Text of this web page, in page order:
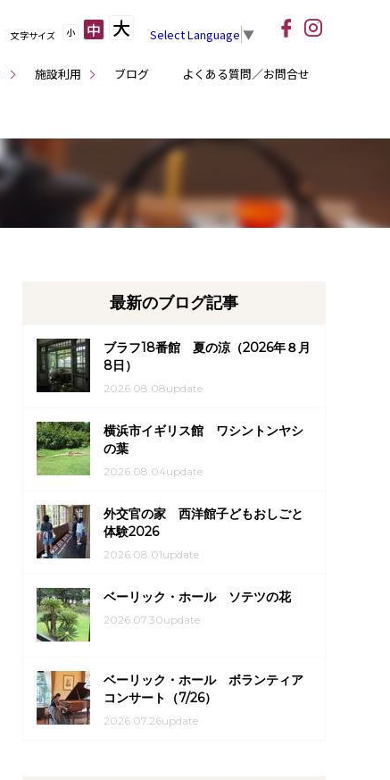
施設利用 ブログ よくある質問／お問合せ
文字サイズ 小 中 大 Select Language ▼
最新のブログ記事
ブラフ18番館 夏の涼（2026年８月
8日）
2026.08.08update
横浜市イギリス館 ワシントンヤシ
の葉
2026.08.04update
外交官の家 西洋館子どもおしごと
体験2026
2026.08.01update
ベーリック・ホール ソテツの花
2026.07.30update
ベーリック・ホール ボランティア
コンサート（7/26）
2026.07.26update